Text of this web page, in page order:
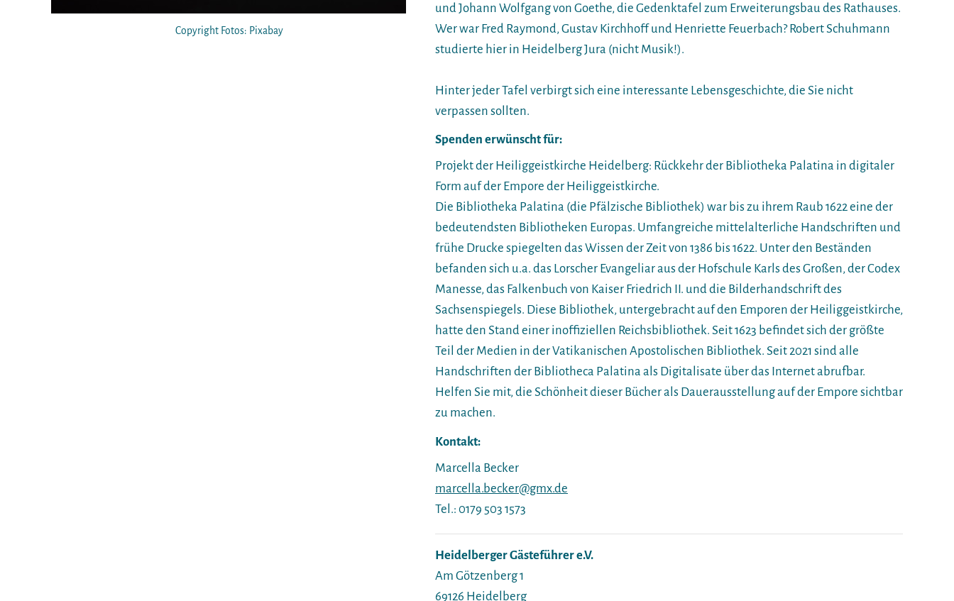
Copyright Fotos: Pixabay
und Johann Wolfgang von Goethe, die Gedenktafel zum Erweiterungsbau des Rathauses.
Wer war Fred Raymond, Gustav Kirchhoff und Henriette Feuerbach? Robert Schuhmann
studierte hier in Heidelberg Jura (nicht Musik!).
Hinter jeder Tafel verbirgt sich eine interessante Lebensgeschichte, die Sie nicht
verpassen sollten.
Spenden erwünscht für:
Projekt der Heiliggeistkirche Heidelberg: Rückkehr der Bibliotheka Palatina in digitaler
Form auf der Empore der Heiliggeistkirche.
Die Bibliotheka Palatina (die Pfälzische Bibliothek) war bis zu ihrem Raub 1622 eine der
bedeutendsten Bibliotheken Europas. Umfangreiche mittelalterliche Handschriften und
frühe Drucke spiegelten das Wissen der Zeit von 1386 bis 1622. Unter den Beständen
befanden sich u.a. das Lorscher Evangeliar aus der Hofschule Karls des Großen, der Codex
Manesse, das Falkenbuch von Kaiser Friedrich II. und die Bilderhandschrift des
Sachsenspiegels. Diese Bibliothek, untergebracht auf den Emporen der Heiliggeistkirche,
hatte den Stand einer inoffiziellen Reichsbibliothek. Seit 1623 befindet sich der größte
Teil der Medien in der Vatikanischen Apostolischen Bibliothek. Seit 2021 sind alle
Handschriften der Bibliotheca Palatina als Digitalisate über das Internet abrufbar.
Helfen Sie mit, die Schönheit dieser Bücher als Dauerausstellung auf der Empore sichtbar
zu machen.
Kontakt:
Marcella Becker
marcella.becker@gmx.de
Tel.: 0179 503 1573
Heidelberger Gästeführer e.V.
Am Götzenberg 1
69126 Heidelberg